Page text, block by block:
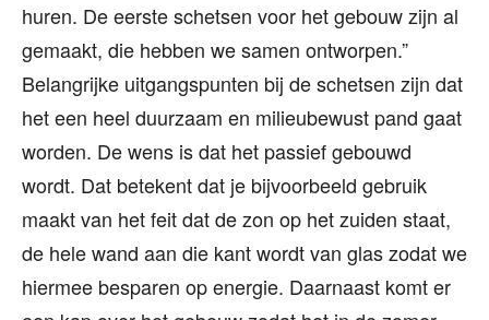
huren. De eerste schetsen voor het gebouw zijn al
gemaakt, die hebben we samen ontworpen.”
Belangrijke uitgangspunten bij de schetsen zijn dat
het een heel duurzaam en milieubewust pand gaat
worden. De wens is dat het passief gebouwd
wordt. Dat betekent dat je bijvoorbeeld gebruik
maakt van het feit dat de zon op het zuiden staat,
de hele wand aan die kant wordt van glas zodat we
hiermee besparen op energie. Daarnaast komt er